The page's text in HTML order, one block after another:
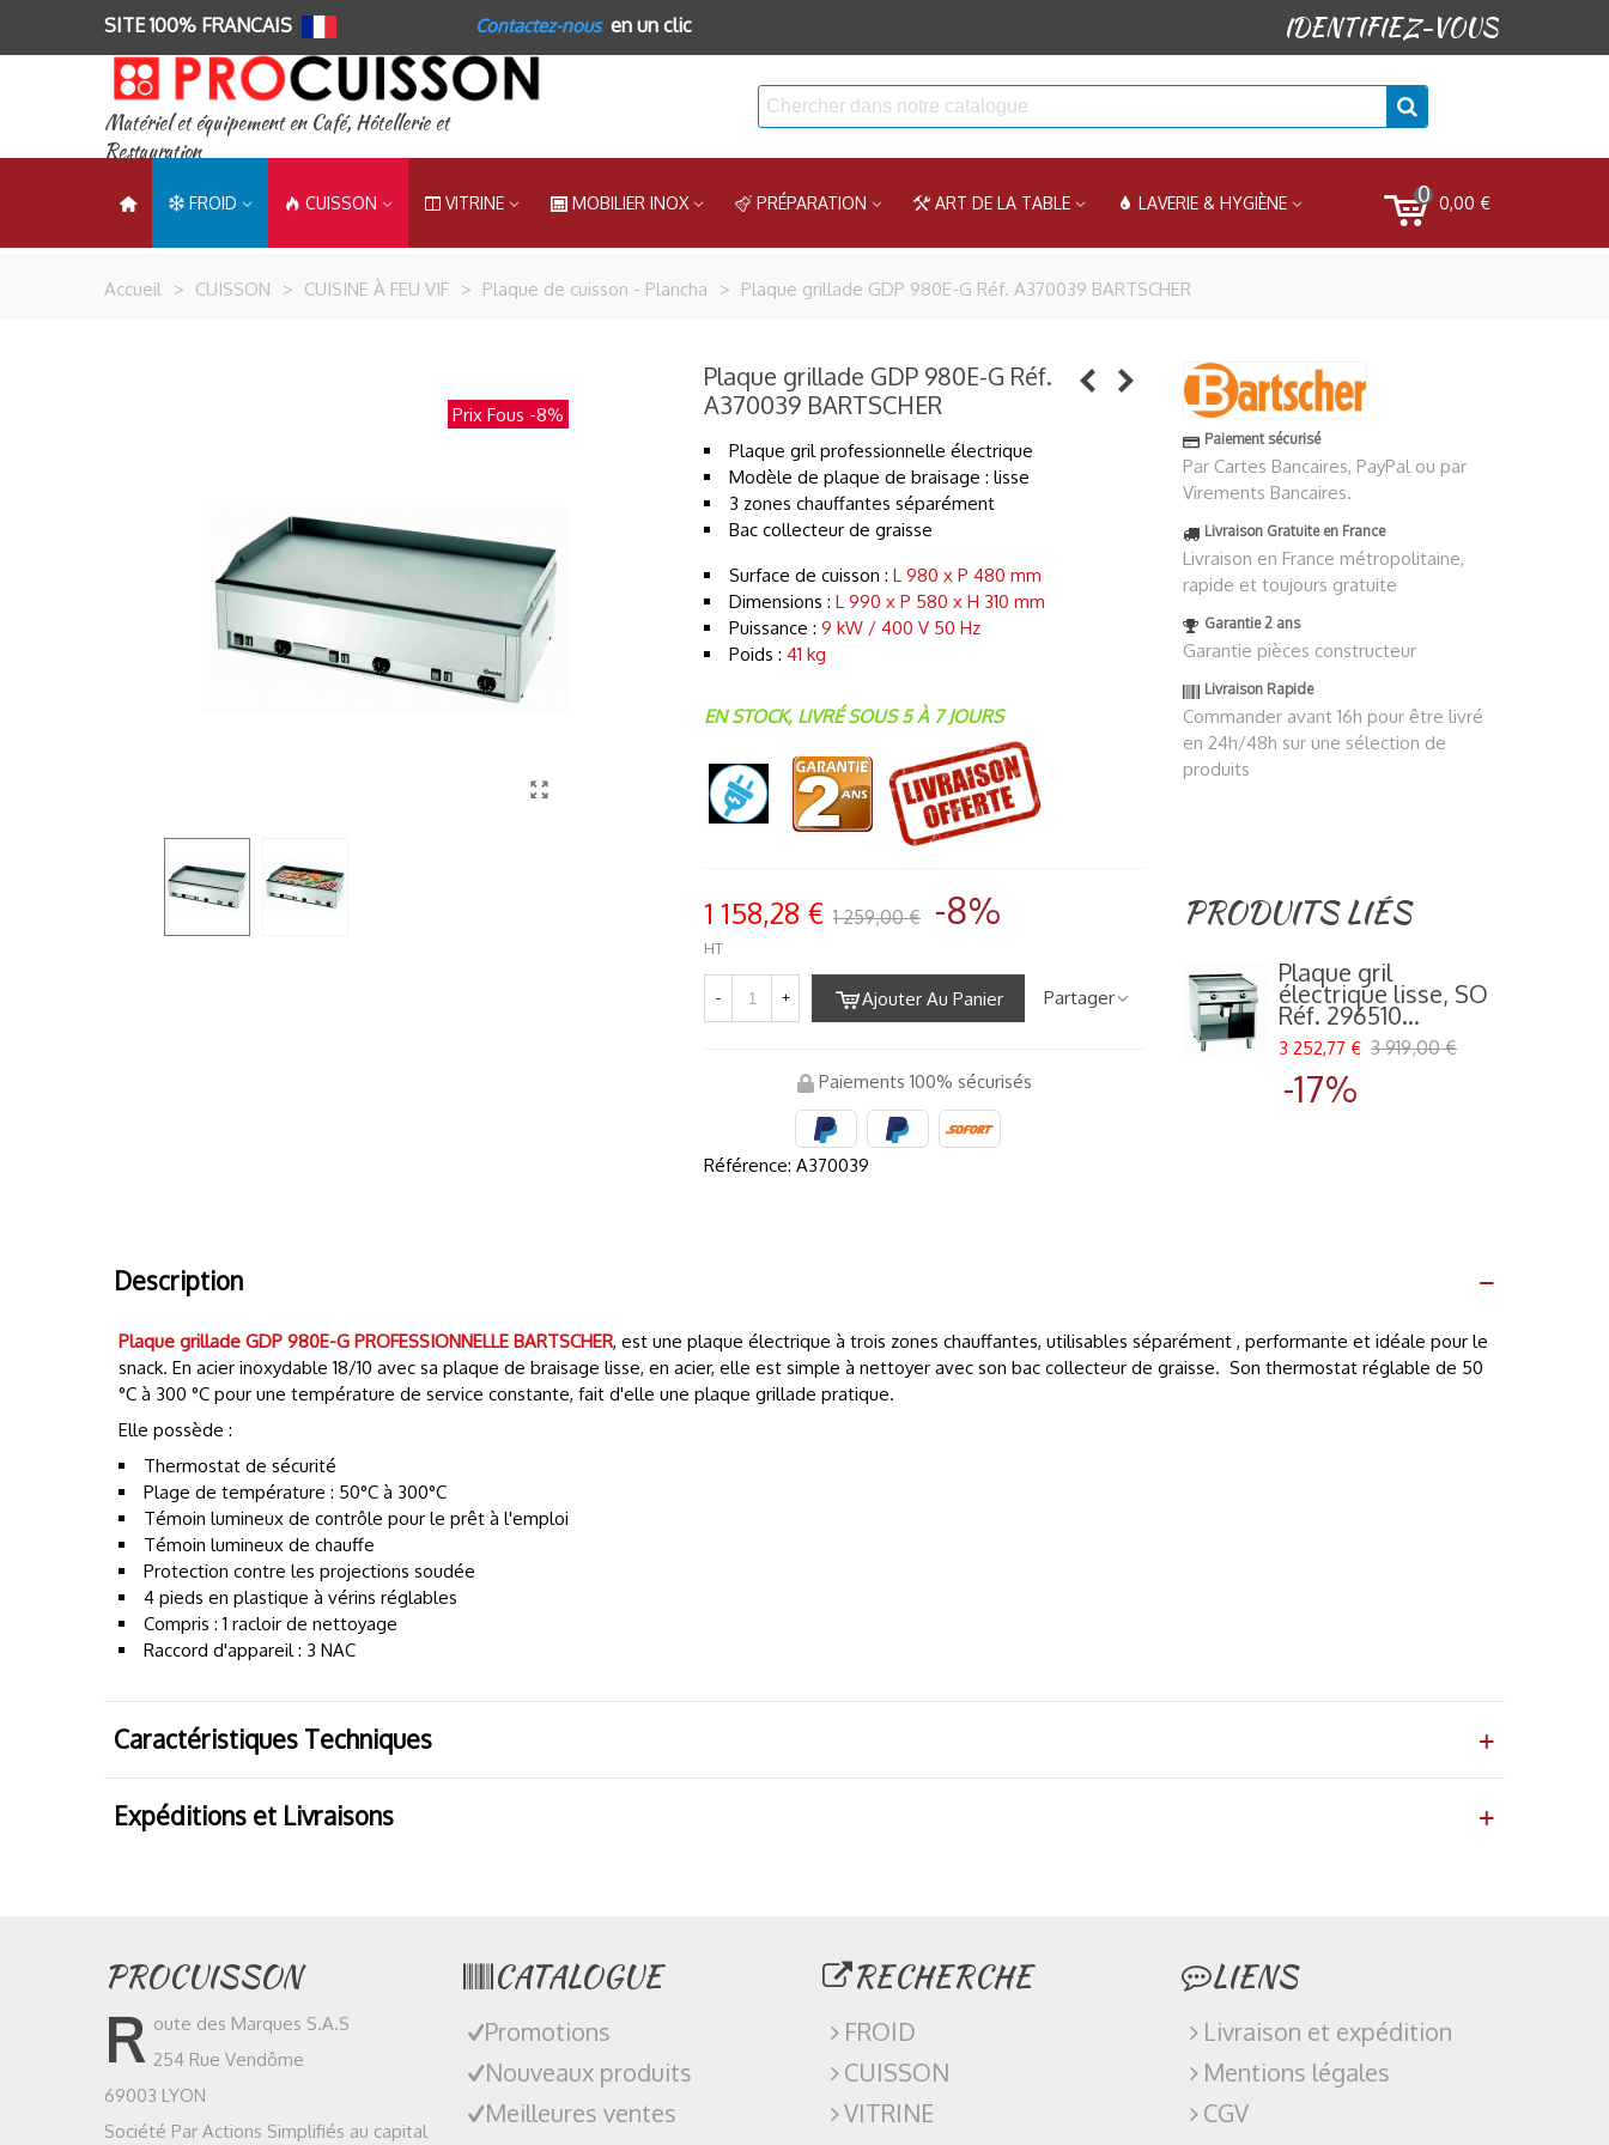
SITE 100% FRANCAIS Contactez-nous en un clic IDENTIFIEZ-VOUS
Matériel et équipement en Café, Hôtellerie et
Restauration
FROID CUISSON VITRINE MOBILIER INOX PRÉPARATION ART DE LA TABLE LAVERIE & HYGIÈNE 0 0,00 €
Accueil > CUISSON > CUISINE À FEU VIF > Plaque de cuisson - Plancha > Plaque grillade GDP 980E-G Réf. A370039 BARTSCHER
Prix Fous -8%
Plaque grillade GDP 980E-G Réf.
A370039 BARTSCHER
Plaque gril professionnelle électrique
Modèle de plaque de braisage : lisse
3 zones chauffantes séparément
Bac collecteur de graisse
Surface de cuisson : L 980 x P 480 mm
Dimensions : L 990 x P 580 x H 310 mm
Puissance : 9 kW / 400 V 50 Hz
Poids : 41 kg
EN STOCK, LIVRÉ SOUS 5 À 7 JOURS
1 158,28 € 1 259,00 € -8%
HT
- + Ajouter Au Panier Partager
Paiements 100% sécurisés
Référence: A370039
Paiement sécurisé
Par Cartes Bancaires, PayPal ou par
Virements Bancaires.
Livraison Gratuite en France
Livraison en France métropolitaine,
rapide et toujours gratuite
Garantie 2 ans
Garantie pièces constructeur
Livraison Rapide
Commander avant 16h pour être livré
en 24h/48h sur une sélection de
produits
PRODUITS LIÉS
Plaque gril
électrique lisse, SO
Réf. 296510...
3 252,77 € 3 919,00 €
-17%
Description
Plaque grillade GDP 980E-G PROFESSIONNELLE BARTSCHER, est une plaque électrique à trois zones chauffantes, utilisables séparément , performante et idéale pour le
snack. En acier inoxydable 18/10 avec sa plaque de braisage lisse, en acier, elle est simple à nettoyer avec son bac collecteur de graisse. Son thermostat réglable de 50
°C à 300 °C pour une température de service constante, fait d'elle une plaque grillade pratique.
Elle possède :
Thermostat de sécurité
Plage de température : 50°C à 300°C
Témoin lumineux de contrôle pour le prêt à l'emploi
Témoin lumineux de chauffe
Protection contre les projections soudée
4 pieds en plastique à vérins réglables
Compris : 1 racloir de nettoyage
Raccord d'appareil : 3 NAC
Caractéristiques Techniques
Expéditions et Livraisons
PROCUISSON
R oute des Marques S.A.S
254 Rue Vendôme
69003 LYON
Société Par Actions Simplifiés au capital
CATALOGUE
Promotions
Nouveaux produits
Meilleures ventes
RECHERCHE
FROID
CUISSON
VITRINE
LIENS
Livraison et expédition
Mentions légales
CGV